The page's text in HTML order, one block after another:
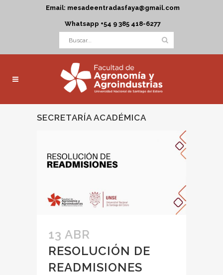
Email: mesadeentradasfaya@gmail.com
Whatsapp +54 9 385 418-6277
SECRETARÍA ACADÉMICA
13 ABR
RESOLUCIÓN DE
READMISIONES